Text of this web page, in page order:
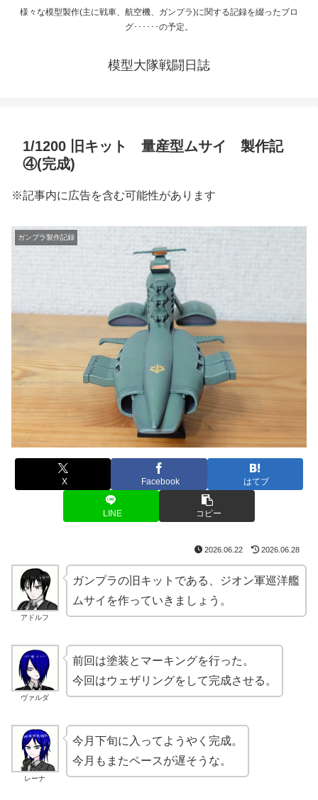
様々な模型製作(主に戦車、航空機、ガンプラ)に関する記録を綴ったブロ
グ･･････の予定。
模型大隊戦闘日誌
1/1200 旧キット 量産型ムサイ 製作記
④(完成)
※記事内に広告を含む可能性があります
ガンプラ製作記録
X Facebook はてブ
LINE コピー
2026.06.22 2026.06.28
アドルフ
ガンプラの旧キットである、ジオン軍巡洋艦
ムサイを作っていきましょう。
ヴァルダ
前回は塗装とマーキングを行った。
今回はウェザリングをして完成させる。
レーナ
今月下旬に入ってようやく完成。
今月もまたペースが遅そうな。